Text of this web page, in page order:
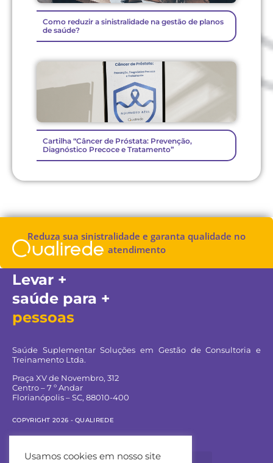
Como reduzir a sinistralidade na gestão de planos
de saúde?
Cartilha “Câncer de Próstata: Prevenção,
Diagnóstico Precoce e Tratamento”
Reduza sua sinistralidade e garanta qualidade no
atendimento
Levar +
saúde para +
pessoas
Saúde Suplementar Soluções em Gestão de Consultoria e
Treinamento Ltda.
Praça XV de Novembro, 312
Centro – 7 º Andar
Florianópolis – SC, 88010-400
COPYRIGHT 2026 - QUALIREDE
Usamos cookies em nosso site